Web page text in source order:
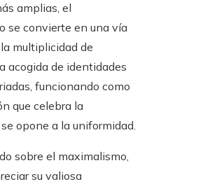
amplias, el
se convierte en una vía
multiplicidad de
acogida de identidades
funcionando como
que celebra la
opone a la uniformidad.
sobre el maximalismo,
su valiosa